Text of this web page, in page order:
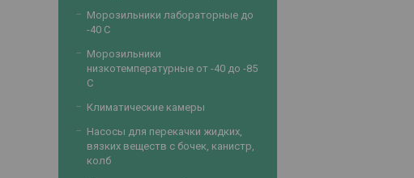
Морозильники лабораторные до
-40 С
Морозильники
низкотемпературные от -40 до -85
С
Климатические камеры
Насосы для перекачки жидких,
вязких веществ с бочек, канистр,
колб